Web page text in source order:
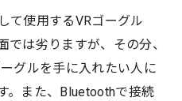
て使用するVRゴーグル
では劣りますが、その分、
グルを手に入れたい人に
。また、Bluetoothで接続